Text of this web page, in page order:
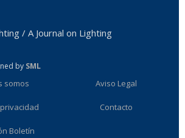
/ A Journal on Lighting
by SML
somos Aviso Legal
Contacto
Boletín